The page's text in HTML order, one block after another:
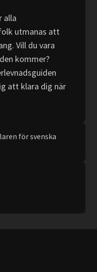
alla
utmanas att
Vill du vara
kommer?
att klara dig när
för svenska